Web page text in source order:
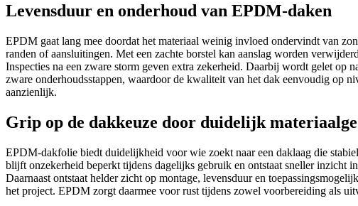
Levensduur en onderhoud van EPDM-daken
EPDM gaat lang mee doordat het materiaal weinig invloed ondervindt van
randen of aansluitingen. Met een zachte borstel kan aanslag worden
Inspecties na een zware storm geven extra zekerheid. Daarbij wordt gelet op
zware onderhoudsstappen, waardoor de kwaliteit van het dak eenvoudig op
aanzienlijk.
Grip op de dakkeuze door duidelijk
EPDM-dakfolie biedt duidelijkheid voor wie zoekt naar een daklaag die
blijft onzekerheid beperkt tijdens dagelijks gebruik en ontstaat sneller inzicht
Daarnaast ontstaat helder zicht op montage, levensduur en
het project. EPDM zorgt daarmee voor rust tijdens zowel voorbereiding als